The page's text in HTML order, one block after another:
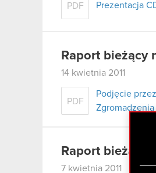
PDF Prezentacja
Raport bieżący
14 kwietnia 2011
PDF
Podjęcie
Raport bieżący
7 kwietnia 2011